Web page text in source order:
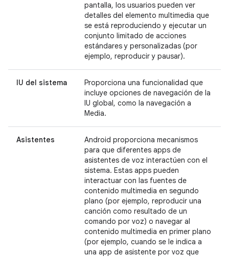
pantalla, los usuarios pueden ver
detalles del elemento multimedia que
se está reproduciendo y ejecutar un
conjunto limitado de acciones
estándares y personalizadas (por
ejemplo, reproducir y pausar).
IU del sistema
Proporciona una funcionalidad que
incluye opciones de navegación de la
IU global, como la navegación a
Media.
Asistentes
Android proporciona mecanismos
para que diferentes apps de
asistentes de voz interactúen con el
sistema. Estas apps pueden
interactuar con las fuentes de
contenido multimedia en segundo
plano (por ejemplo, reproducir una
canción como resultado de un
comando por voz) o navegar al
contenido multimedia en primer plano
(por ejemplo, cuando se le indica a
una app de asistente por voz que